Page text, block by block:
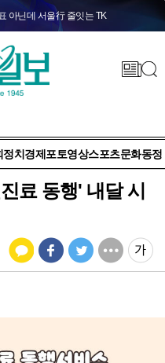
아닌데 서울行 줄잇는 TK
정치 경제 포토영상스포츠문화동정
료 동행' 내달 시